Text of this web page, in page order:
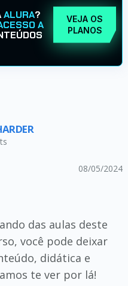
ALURA?
A
VEJA OS
PLANOS
08/05/2024
das aulas deste
você pode deixar
didática e
te ver por lá!